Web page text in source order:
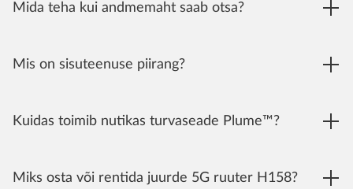
Mida teha kui andmemaht saab otsa?
Mis on sisuteenuse piirang?
Kuidas toimib nutikas turvaseade Plume™?
Miks osta või rentida juurde 5G ruuter H158?